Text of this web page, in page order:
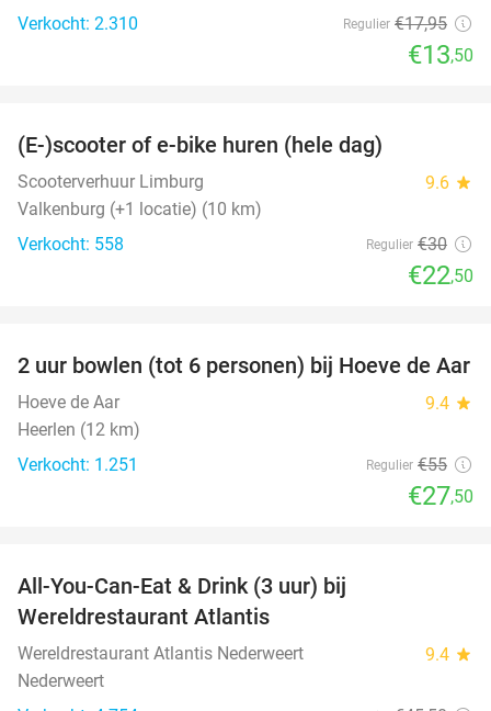
Verkocht: 2.310
Regulier €17,95
€13,50
(E-)scooter of e-bike huren (hele dag)
Scooterverhuur Limburg 9.6 star
Valkenburg (+1 locatie) (10 km)
Verkocht: 558
Regulier €30
€22,50
50%
2 uur bowlen (tot 6 personen) bij Hoeve de Aar
Hoeve de Aar 9.4 star
Heerlen (12 km)
Verkocht: 1.251
Regulier €55
€27,50
All-You-Can-Eat & Drink (3 uur) bij
Wereldrestaurant Atlantis
Wereldrestaurant Atlantis Nederweert 9.4 star
Nederweert